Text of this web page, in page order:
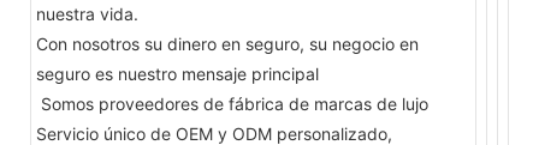
nuestra vida.
Con nosotros su dinero en seguro, su negocio en
seguro es nuestro mensaje principal
Somos proveedores de fábrica de marcas de lujo
Servicio único de OEM y ODM personalizado,